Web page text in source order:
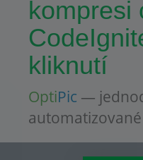
kompresi
kliknutí
OptiPic —